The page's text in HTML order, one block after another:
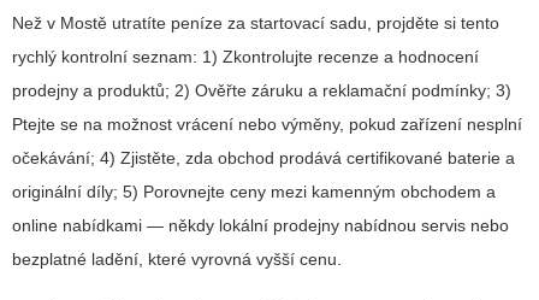
Než v Mostě utratíte peníze za startovací sadu, projděte si tento
rychlý kontrolní seznam: 1) Zkontrolujte recenze a hodnocení
prodejny a produktů; 2) Ověřte záruku a reklamační podmínky; 3)
Ptejte se na možnost vrácení nebo výměny, pokud zařízení nesplní
očekávání; 4) Zjistěte, zda obchod prodává certifikované baterie a
originální díly; 5) Porovnejte ceny mezi kamenným obchodem a
online nabídkami — někdy lokální prodejny nabídnou servis nebo
bezplatné ladění, které vyrovná vyšší cenu.